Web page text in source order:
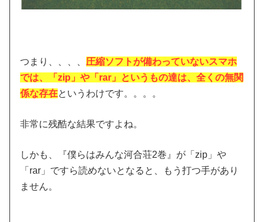
つまり、、、、 圧縮ソフトが備わっていないスマホ
では、「zip」や「rar」というもの達は、全くの無関
係な存在というわけです。。。。
非常に残酷な結果ですよね。
しかも、『僕らはみんな河合荘2巻』が「zip」や
「rar」ですら読めないとなると、もう打つ手があり
ません。